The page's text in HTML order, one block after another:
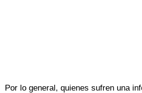
Por lo general, quienes sufren una